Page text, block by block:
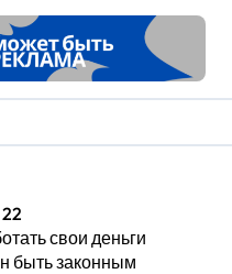
22
свои деньги
быть законным